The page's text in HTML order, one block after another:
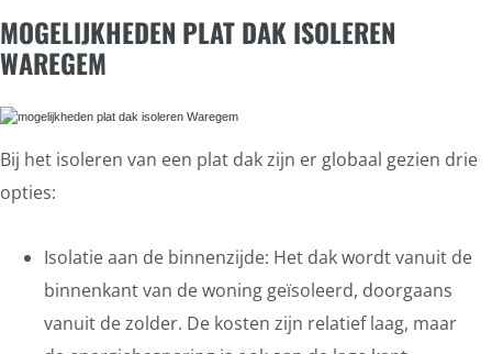
MOGELIJKHEDEN PLAT DAK ISOLEREN
WAREGEM
Bij het isoleren van een plat dak zijn er globaal gezien drie
opties:
Isolatie aan de binnenzijde: Het dak wordt vanuit de
binnenkant van de woning geïsoleerd, doorgaans
vanuit de zolder. De kosten zijn relatief laag, maar